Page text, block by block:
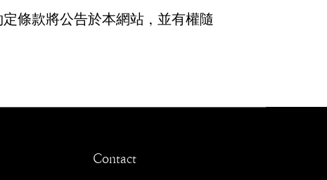
條款將公告於本網站，並有權隨
Contact